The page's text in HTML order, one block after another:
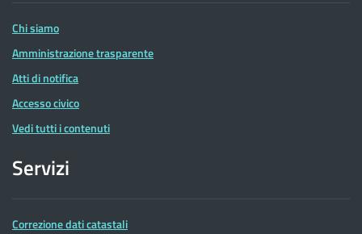
Chi siamo
Amministrazione trasparente
Atti di notifica
Accesso civico
Vedi tutti i contenuti
Servizi
Correzione dati catastali